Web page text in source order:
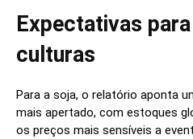
Expectativas
culturas
Para a soja, o relatório aponta
mais apertado, com estoques
os preços mais sensíveis a